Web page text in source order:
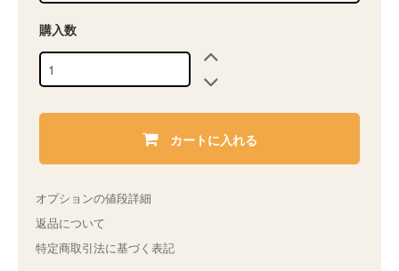
購入数
カートに入れる
オプションの値段詳細
返品について
特定商取引法に基づく表記